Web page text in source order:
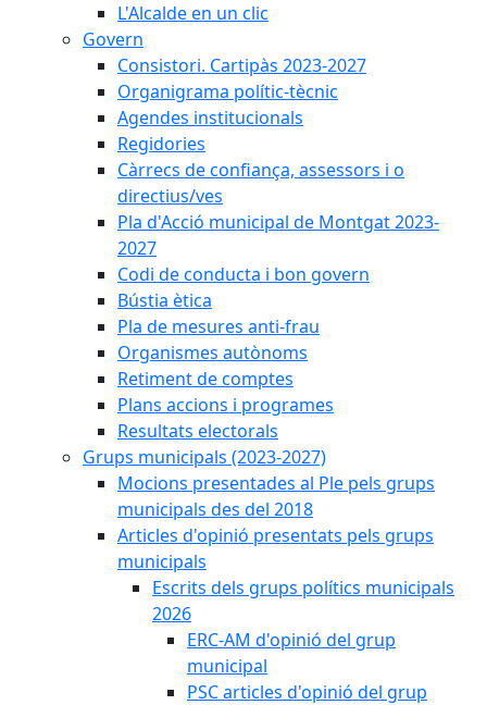
L'Alcalde en un clic
Govern
Consistori. Cartipàs 2023-2027
Organigrama polític-tècnic
Agendes institucionals
Regidories
Càrrecs de confiança, assessors i o
directius/ves
Pla d'Acció municipal de Montgat 2023-
2027
Codi de conducta i bon govern
Bústia ètica
Pla de mesures anti-frau
Organismes autònoms
Retiment de comptes
Plans accions i programes
Resultats electorals
Grups municipals (2023-2027)
Mocions presentades al Ple pels grups
municipals des del 2018
Articles d'opinió presentats pels grups
municipals
Escrits dels grups polítics municipals
2026
ERC-AM d'opinió del grup
municipal
PSC articles d'opinió del grup